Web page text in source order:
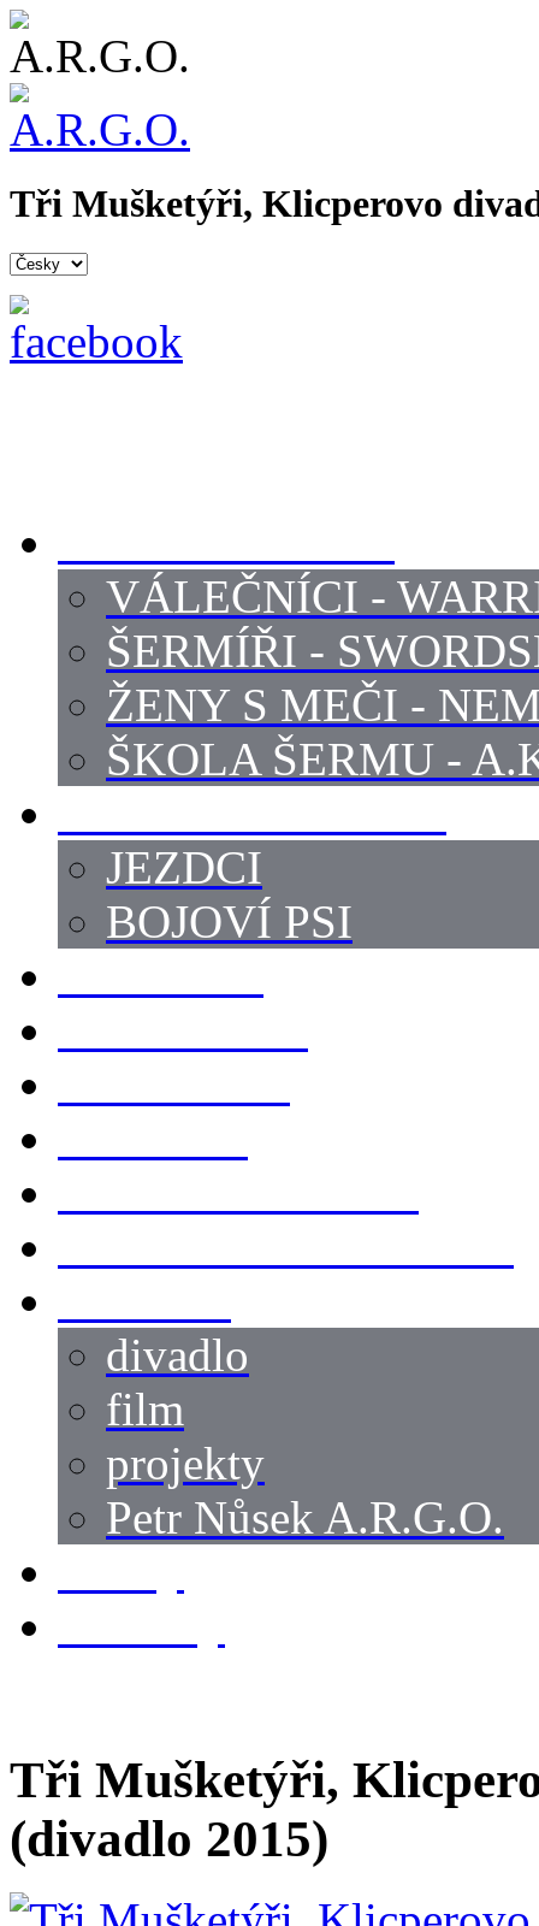
Tři Mušketýři, Klicperovo
VÁLEČNÍCI -
ŠERMÍŘI -
ŽENY S MEČI -
ŠKOLA ŠERMU -
JEZDCI
BOJOVÍ PSI
divadlo
film
projekty
Petr Nůsek A.R.G.O.
Tři Mušketýři,
(divadlo 2015)